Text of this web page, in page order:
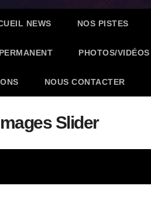
NEWS NOS PISTES
PHOTOS/VIDÉOS
NOUS CONTACTER
Slider